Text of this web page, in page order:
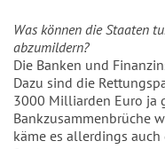
Was können die Staaten
abzumildern?
Die Banken und
Dazu sind die
3000 Milliarden Euro ja
Bankzusammenbrüche
käme es allerdings